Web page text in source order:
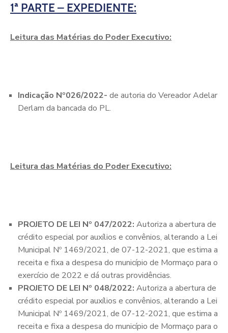
1ª PARTE – EXPEDIENTE:
Leitura das Matérias do Poder Executivo:
Indicação Nº026/2022- de autoria do Vereador Adelar
Derlam da bancada do PL.
Leitura das Matérias do Poder Executivo:
PROJETO DE LEI Nº 047/2022: Autoriza a abertura de
crédito especial por auxílios e convênios, alterando a Lei
Municipal Nº 1469/2021, de 07-12-2021, que estima a
receita e fixa a despesa do município de Mormaço para o
exercício de 2022 e dá outras providências.
PROJETO DE LEI Nº 048/2022: Autoriza a abertura de
crédito especial por auxílios e convênios, alterando a Lei
Municipal Nº 1469/2021, de 07-12-2021, que estima a
receita e fixa a despesa do município de Mormaço para o